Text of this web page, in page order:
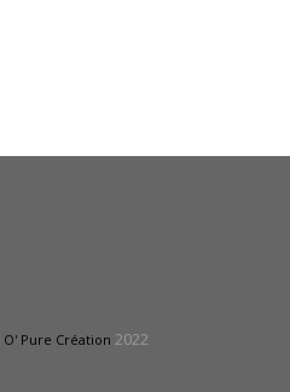
O' Pure Création 2022